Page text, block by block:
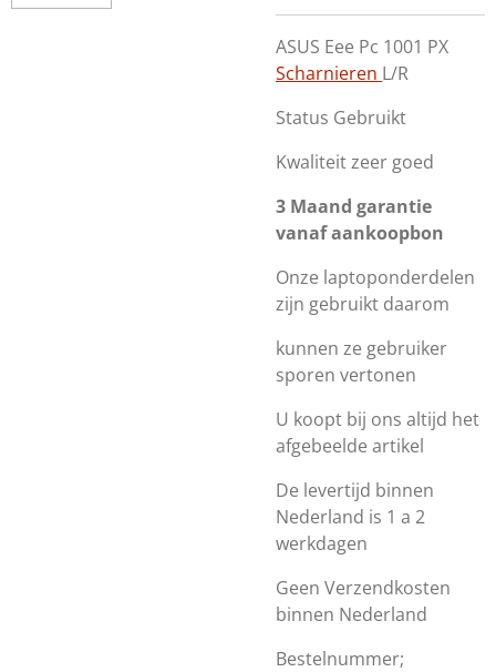
ASUS Eee Pc 1001 PX
Scharnieren L/R
Status Gebruikt
Kwaliteit zeer goed
3 Maand garantie
vanaf aankoopbon
Onze laptoponderdelen
zijn gebruikt daarom
kunnen ze gebruiker
sporen vertonen
U koopt bij ons altijd het
afgebeelde artikel
De levertijd binnen
Nederland is 1 a 2
werkdagen
Geen Verzendkosten
binnen Nederland
Bestelnummer;